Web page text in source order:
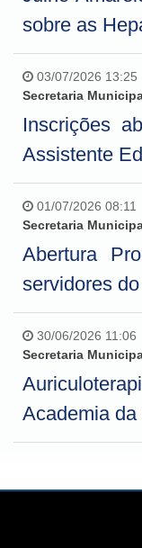
sobre as
03/07/2026 13:25
Secretaria
Inscrições
Assistente
01/07/2026 08:11
Secretaria
Abertura
servidores
30/06/2026 11:06
Secretaria
Academia da